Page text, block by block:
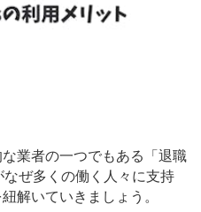
業者の一つでもある「退職
ぜ多くの働く人々に支持
解いていきましょう。